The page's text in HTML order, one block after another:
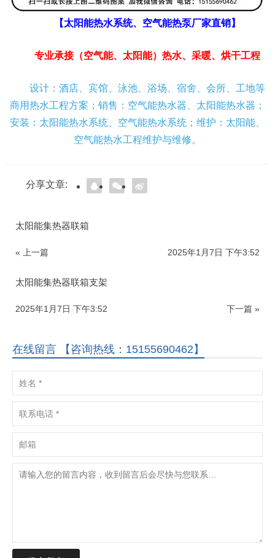
【太阳能热水系统、空气能热泵厂家直销】
专业承接（空气能、太阳能）热水、采暖、烘干工程
设计：酒店、宾馆、泳池、浴场、宿舍、会所、工地等
商用热水工程方案；销售：空气能热水器、太阳能热水器；
安装：太阳能热水系统、空气能热水系统；维护：太阳能、
空气能热水工程维护与维修。
分享文章:
太阳能集热器联箱
« 上一篇 2025年1月7日 下午3:52
太阳能集热器联箱支架
下一篇 »
2025年1月7日 下午3:52
在线留言 【咨询热线：15155690462】